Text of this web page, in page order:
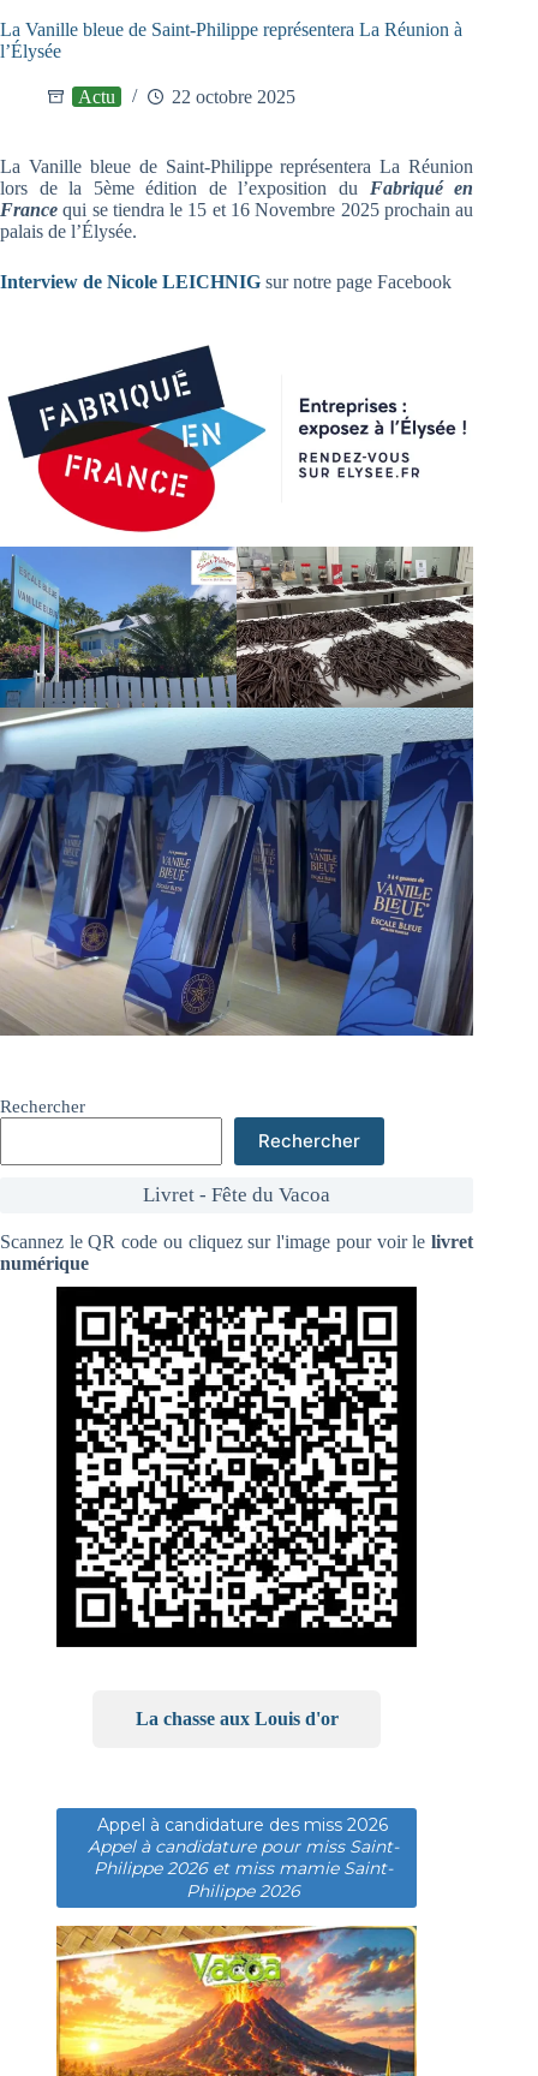
La Vanille bleue de Saint-Philippe représentera La Réunion à
l’Élysée
Actu 22 octobre 2025
La Vanille bleue de Saint-Philippe représentera La Réunion
lors de la 5ème édition de l’exposition du Fabriqué en
France qui se tiendra le 15 et 16 Novembre 2025 prochain au
palais de l’Élysée.
Interview de Nicole LEICHNIG sur notre page Facebook
Rechercher
Rechercher
Livret - Fête du Vacoa
Scannez le QR code ou cliquez sur l'image pour voir lelivret
numérique
La chasse aux Louis d'or
Appel à candidature des miss 2026
Appel à candidature pour miss Saint-
Philippe 2026 et miss mamie Saint-
Philippe 2026